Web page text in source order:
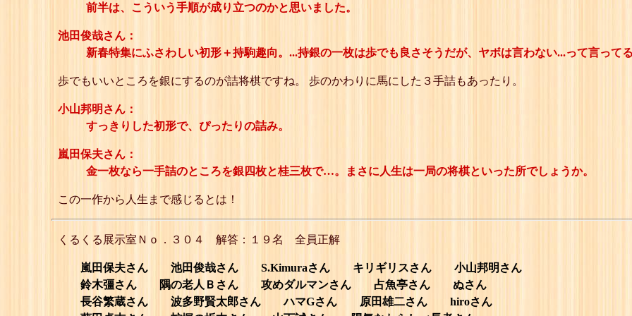
前半は、こういう手順が成り立つのかと思いました。
池田俊哉さん：
新春特集にふさわしい初形＋持駒趣向。...持銀の一枚は歩でも良さそうだが、ヤボは言わない...って言って
歩でもいいところを銀にするのが詰将棋ですね。 歩のかわりに馬にした３手詰もあったり。
小山邦明さん：
すっきりした初形で、ぴったりの詰み。
嵐田保夫さん：
金一枚なら一手詰のところを銀四枚と桂三枚で…。まさに人生は一局の将棋といった所でしょうか。
この一作から人生まで感じるとは！
くるくる展示室Ｎｏ．３０４ 解答：１９名 全員正解
嵐田保夫さん 池田俊哉さん S.Kimuraさん キリギリスさん 小山邦明さん
鈴木彊さん 隅の老人Ｂさん 攻めダルマンさん 占魚亭さん ぬさん
長谷繁蔵さん 波多野賢太郎さん ハマGさん 原田雄二さん hiroさん